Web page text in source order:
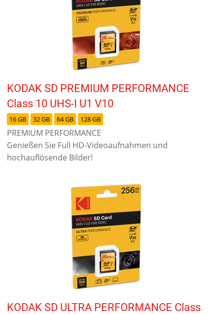
KODAK SD PREMIUM PERFORMANCE
Class 10 UHS-I U1 V10
16 GB 32 GB 64 GB 128 GB
PREMIUM PERFORMANCE
Genießen Sie Full HD-Videoaufnahmen und
hochauflösende Bilder!
KODAK SD ULTRA PERFORMANCE Class